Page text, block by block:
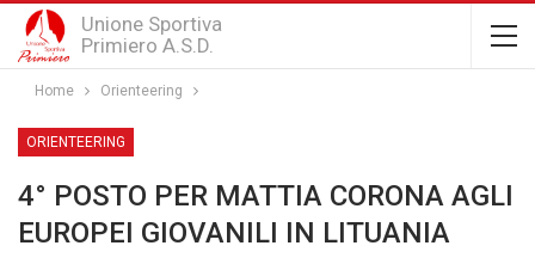
Unione Sportiva
Primiero A.S.D.
Home Orienteering
ORIENTEERING
4° POSTO PER MATTIA CORONA AGLI
EUROPEI GIOVANILI IN LITUANIA